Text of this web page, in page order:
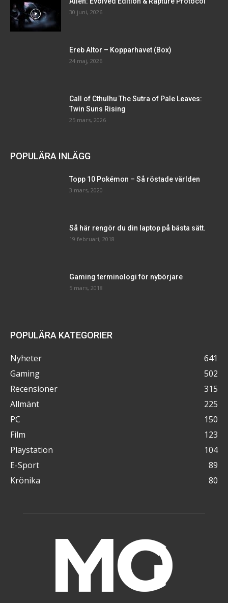
30 juni, 2026
Ereb Altor – Kopparhavet (Box)
24 maj, 2026
Call of Cthulhu The Sutra of Pale Leaves:
Twin Suns Rising
25 mars, 2026
POPULÄRA INLÄGG
Topp 10 Pokémon – Så röstade världen
3 mars, 2020
Så här rengör du din laptop på bästa sätt.
19 februari, 2018
Gaming terminologi för nybörjare
5 mars, 2018
POPULÄRA KATEGORIER
Nyheter
641
Gaming
502
Recensioner
315
Allmänt
225
PC
150
Film
123
Playstation
104
E-Sport
89
Krönika
80